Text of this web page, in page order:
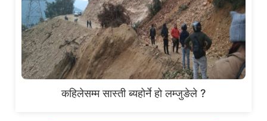
कहिलेसम्म सास्ती ब्यहोर्ने हो लम्जुङेले ?